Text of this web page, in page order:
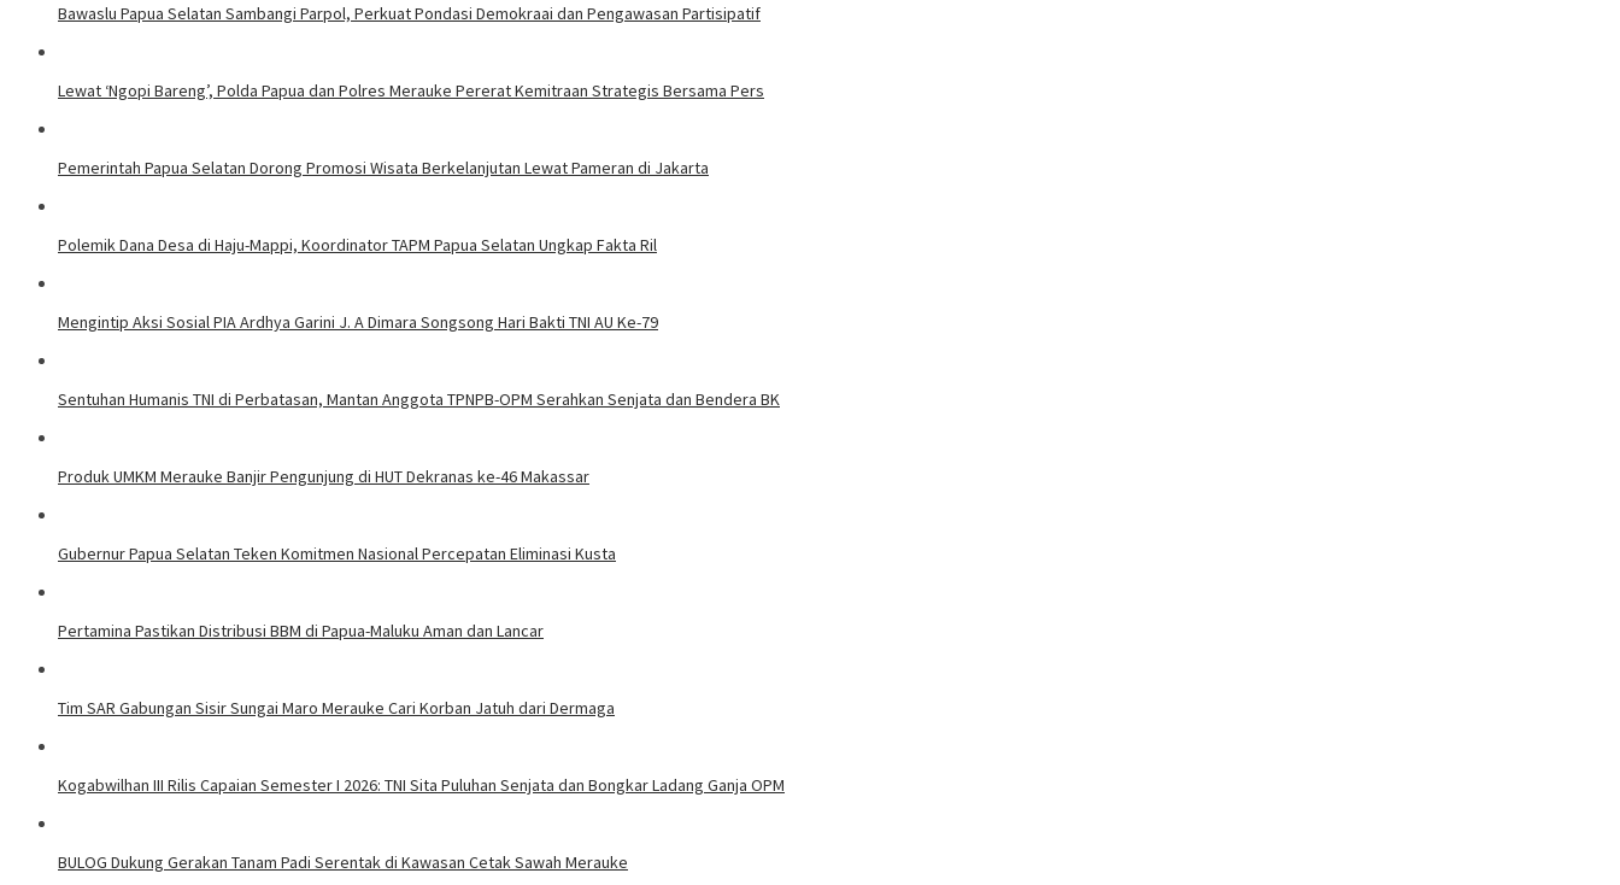
Bawaslu Papua Selatan Sambangi Parpol, Perkuat Pondasi Demokraai dan Pengawasan Partisipatif
Lewat ‘Ngopi Bareng’, Polda Papua dan Polres Merauke Pererat Kemitraan Strategis Bersama Pers
Pemerintah Papua Selatan Dorong Promosi Wisata Berkelanjutan Lewat Pameran di Jakarta
Polemik Dana Desa di Haju-Mappi, Koordinator TAPM Papua Selatan Ungkap Fakta Ril
Mengintip Aksi Sosial PIA Ardhya Garini J. A Dimara Songsong Hari Bakti TNI AU Ke-79
Sentuhan Humanis TNI di Perbatasan, Mantan Anggota TPNPB-OPM Serahkan Senjata dan Bendera BK
Produk UMKM Merauke Banjir Pengunjung di HUT Dekranas ke-46 Makassar
Gubernur Papua Selatan Teken Komitmen Nasional Percepatan Eliminasi Kusta
Pertamina Pastikan Distribusi BBM di Papua-Maluku Aman dan Lancar
Tim SAR Gabungan Sisir Sungai Maro Merauke Cari Korban Jatuh dari Dermaga
Kogabwilhan III Rilis Capaian Semester I 2026: TNI Sita Puluhan Senjata dan Bongkar Ladang Ganja OPM
BULOG Dukung Gerakan Tanam Padi Serentak di Kawasan Cetak Sawah Merauke